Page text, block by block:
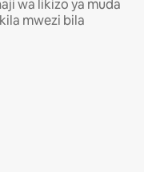
wa likizo ya muda
mwezi bila